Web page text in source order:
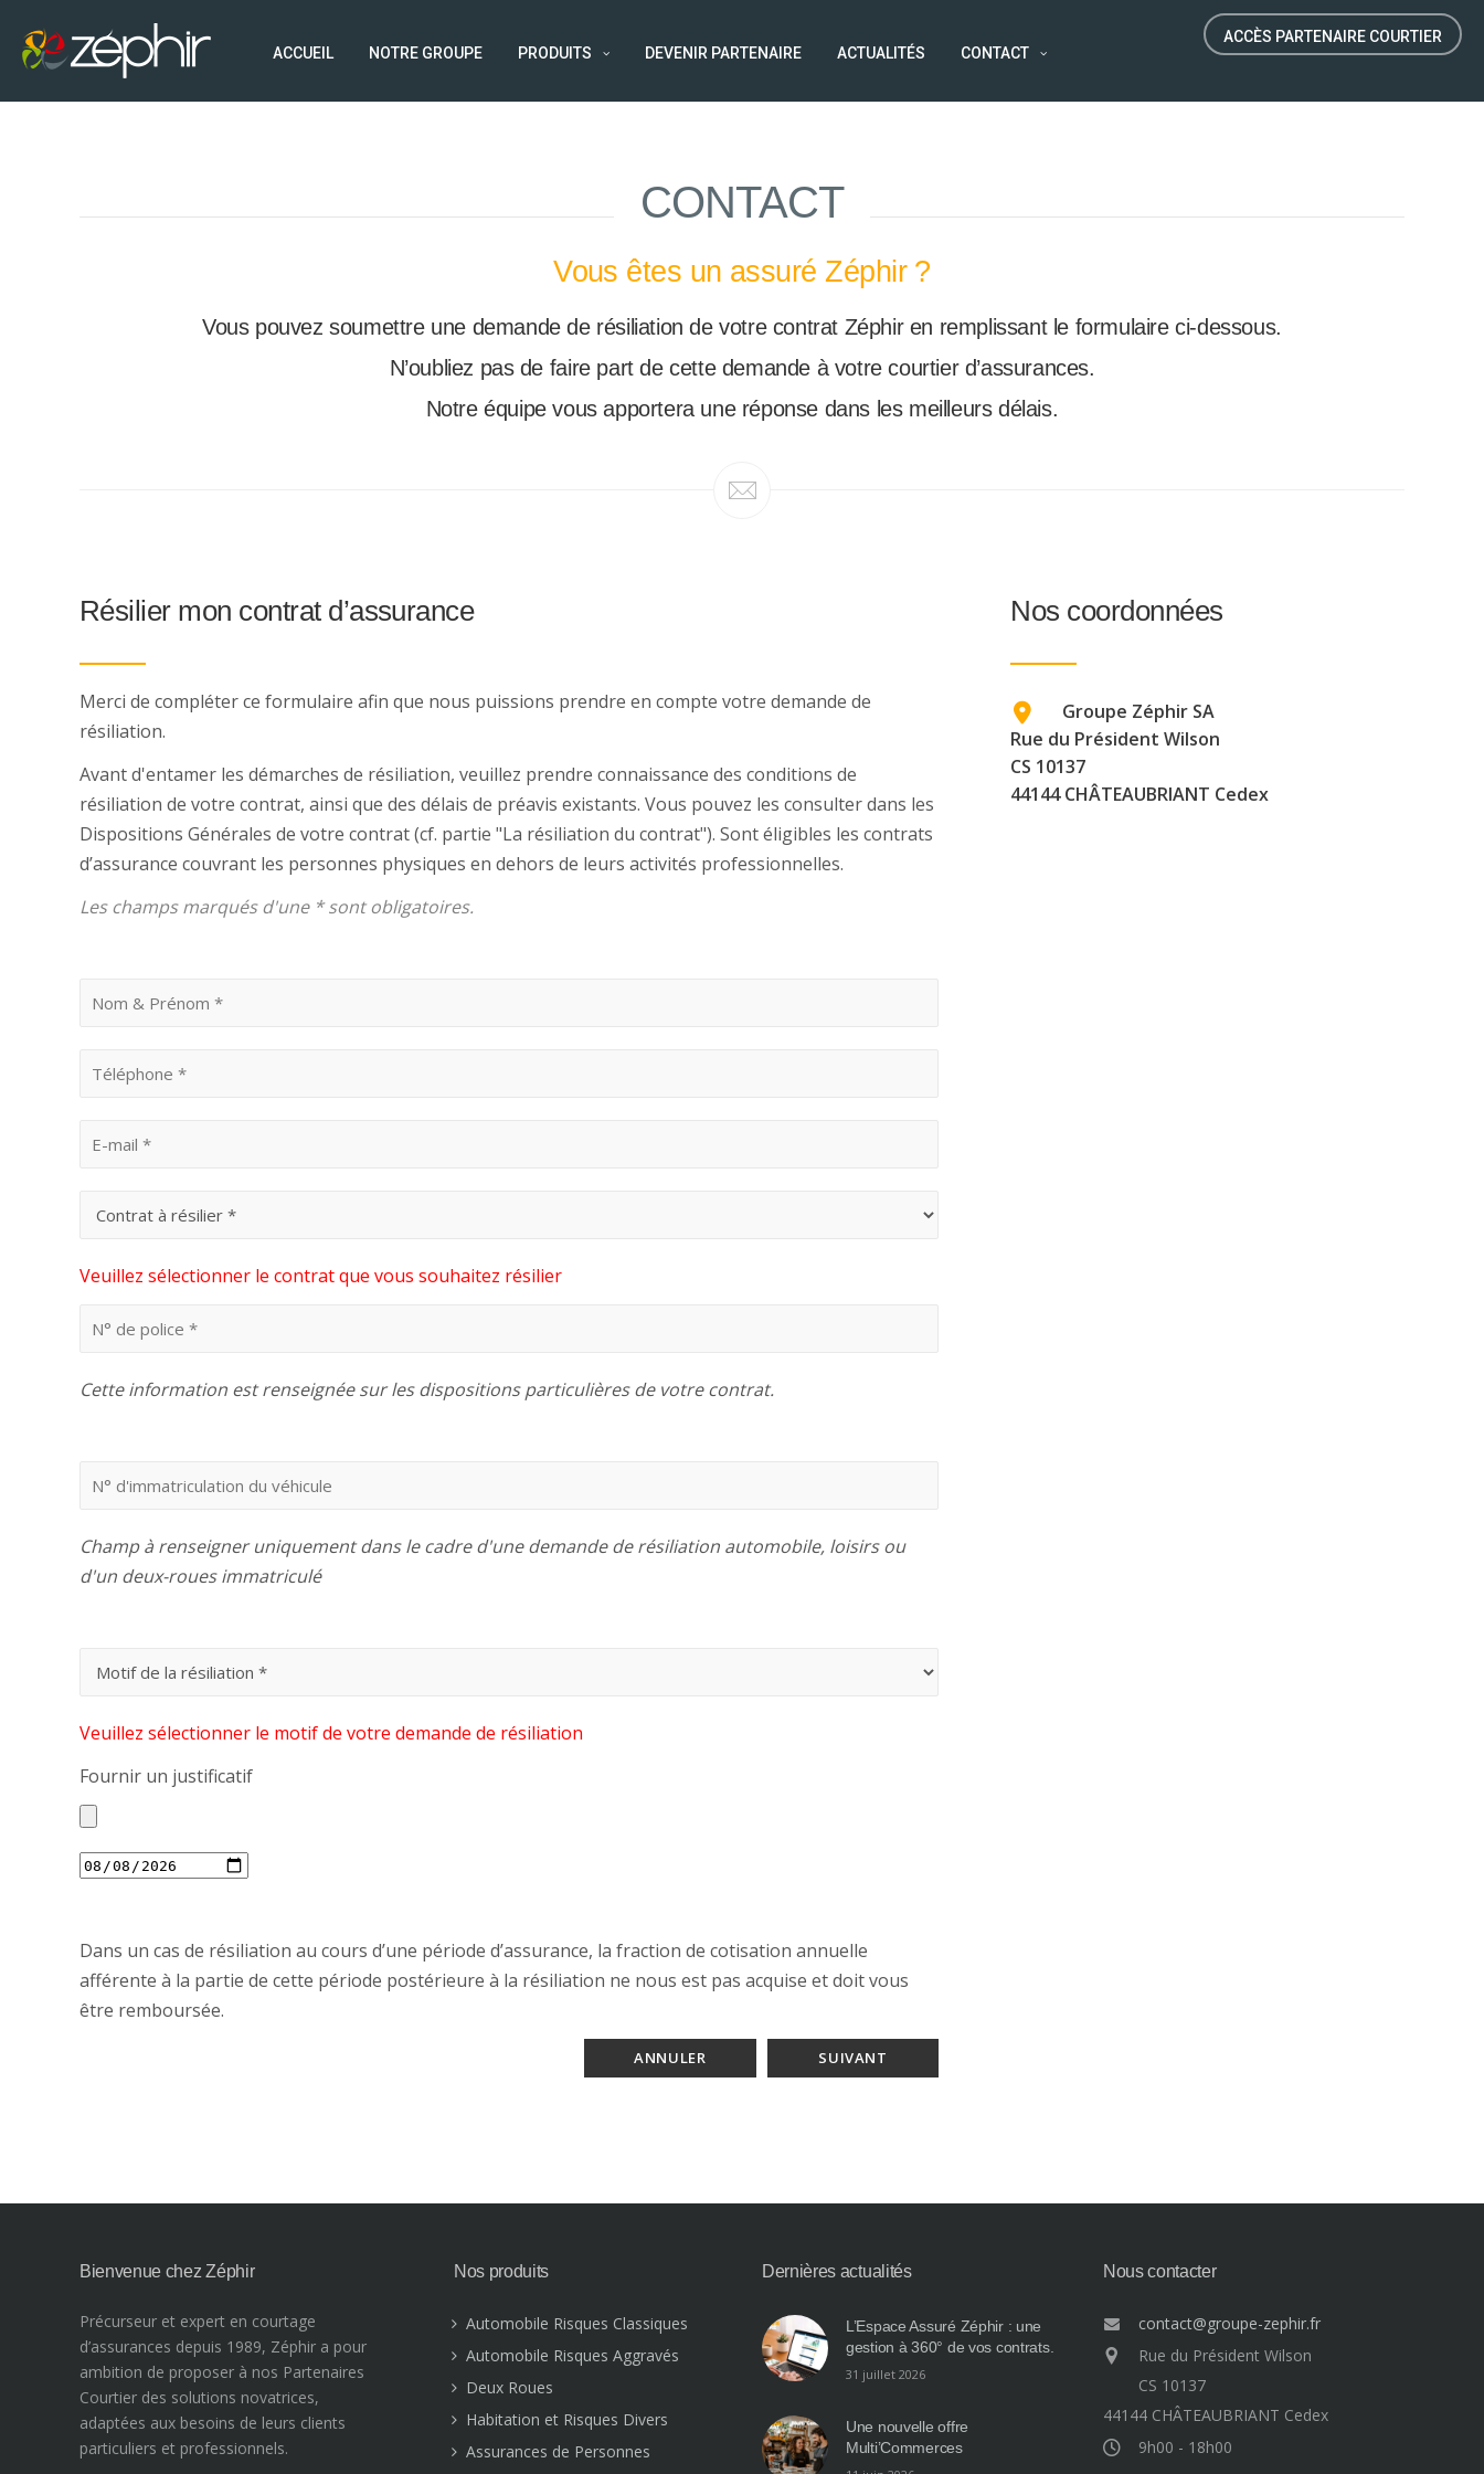
ACCUEIL NOTRE GROUPE PRODUITS DEVENIR PARTENAIRE ACTUALITÉS CONTACT
ACCÈS PARTENAIRE COURTIER
CONTACT
Vous êtes un assuré Zéphir ?
Vous pouvez soumettre une demande de résiliation de votre contrat Zéphir en remplissant le formulaire ci-dessous.
N’oubliez pas de faire part de cette demande à votre courtier d’assurances.
Notre équipe vous apportera une réponse dans les meilleurs délais.
Résilier mon contrat d’assurance
Merci de compléter ce formulaire afin que nous puissions prendre en compte votre demande de
résiliation.
Avant d'entamer les démarches de résiliation, veuillez prendre connaissance des conditions de
résiliation de votre contrat, ainsi que des délais de préavis existants. Vous pouvez les consulter dans les
Dispositions Générales de votre contrat (cf. partie "La résiliation du contrat"). Sont éligibles les contrats
d’assurance couvrant les personnes physiques en dehors de leurs activités professionnelles.
Les champs marqués d'une * sont obligatoires.
Veuillez sélectionner le contrat que vous souhaitez résilier
Cette information est renseignée sur les dispositions particulières de votre contrat.
Champ à renseigner uniquement dans le cadre d'une demande de résiliation automobile, loisirs ou
d'un deux-roues immatriculé
Veuillez sélectionner le motif de votre demande de résiliation
Fournir un justificatif
Dans un cas de résiliation au cours d’une période d’assurance, la fraction de cotisation annuelle
afférente à la partie de cette période postérieure à la résiliation ne nous est pas acquise et doit vous
être remboursée.
SUIVANT
ANNULER
Nos coordonnées
Groupe Zéphir SA
Rue du Président Wilson
CS 10137
44144 CHÂTEAUBRIANT Cedex
Bienvenue chez Zéphir
Précurseur et expert en courtage
d’assurances depuis 1989, Zéphir a pour
ambition de proposer à nos Partenaires
Courtier des solutions novatrices,
adaptées aux besoins de leurs clients
particuliers et professionnels.
Nos produits
Automobile Risques Classiques
Automobile Risques Aggravés
Deux Roues
Habitation et Risques Divers
Assurances de Personnes
Dernières actualités
L’Espace Assuré Zéphir : une
gestion à 360° de vos contrats.
31 juillet 2026
Une nouvelle offre
Multi’Commerces
Nous contacter
contact@groupe-zephir.fr
Rue du Président Wilson
CS 10137
44144 CHÂTEAUBRIANT Cedex
9h00 - 18h00